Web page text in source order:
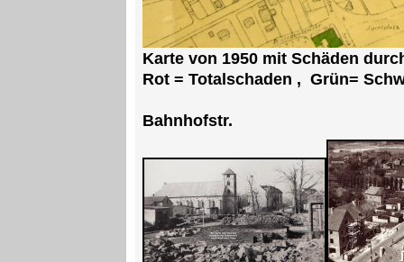
Karte von 1950 mit Schäden
Rot = Totalschaden , Grün=
Bahnhofstr.